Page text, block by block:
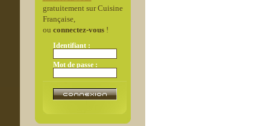
gratuitement sur Cuisine
Française,
ou connectez-vous!
Identifiant :
Mot de passe :